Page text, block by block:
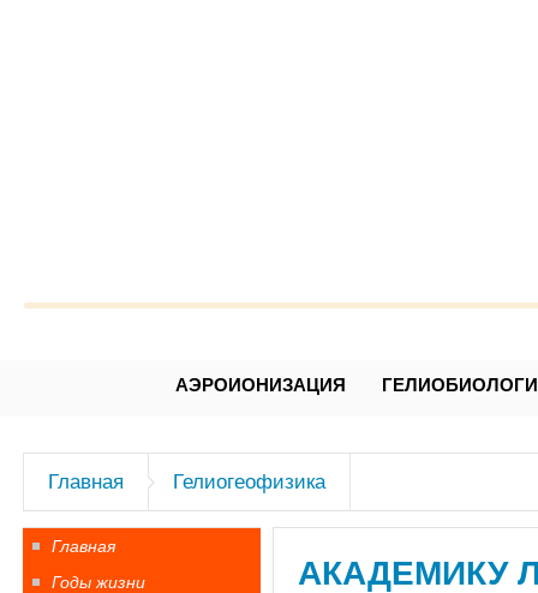
АЭРОИОНИЗАЦИЯ
Главная Гелиогеофизика
АКАДЕМИКУ
Главная
Годы жизни